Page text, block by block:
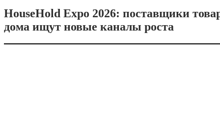
HouseHold Expo 2026: поставщики
дома ищут новые каналы роста